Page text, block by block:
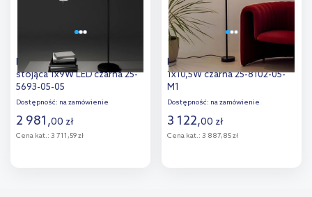
Leds C4 Invisible lampa
stojąca 1x9W LED czarna 25-
5693-05-05
Dostępność: na zamówienie
2 981,00 zł
Cena kat.: 3 711,59 zł
Leds C4 Tubs lampa stojąca
1x10,5W czarna 25-8102-05-
M1
Dostępność: na zamówienie
3 122,00 zł
Cena kat.: 3 887,85 zł